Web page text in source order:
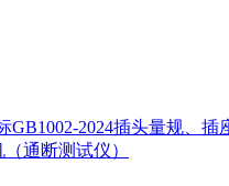
GB1002-2024插头量规、插
通断测试仪）